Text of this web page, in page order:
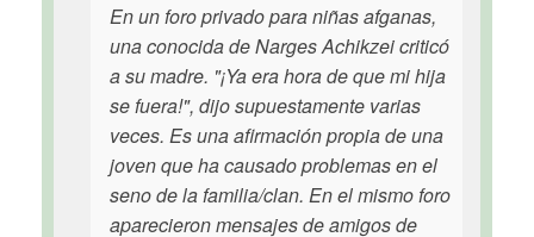
En un foro privado para niñas afganas,
una conocida de Narges Achikzei criticó
a su madre. "¡Ya era hora de que mi hija
se fuera!", dijo supuestamente varias
veces. Es una afirmación propia de una
joven que ha causado problemas en el
seno de la familia/clan. En el mismo foro
aparecieron mensajes de amigos de